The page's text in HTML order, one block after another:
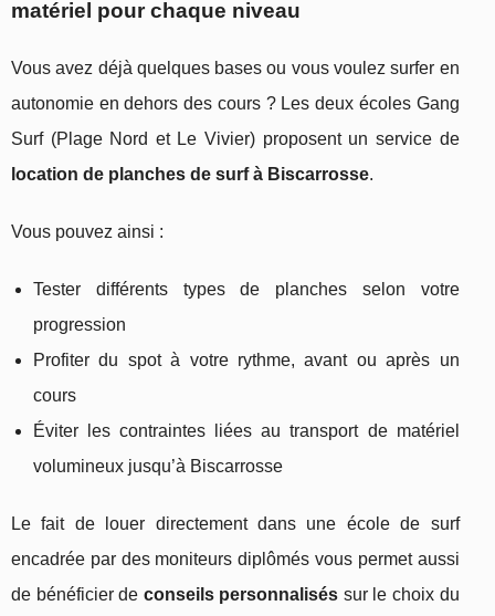
matériel pour chaque niveau
Vous avez déjà quelques bases ou vous voulez surfer en
autonomie en dehors des cours ? Les deux écoles Gang
Surf (Plage Nord et Le Vivier) proposent un service de
location de planches de surf à Biscarrosse.
Vous pouvez ainsi :
Tester différents types de planches selon votre
progression
Profiter du spot à votre rythme, avant ou après un
cours
Éviter les contraintes liées au transport de matériel
volumineux jusqu’à Biscarrosse
Le fait de louer directement dans une école de surf
encadrée par des moniteurs diplômés vous permet aussi
de bénéficier de conseils personnalisés sur le choix du